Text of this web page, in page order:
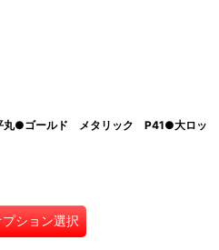
丸●ゴールド メタリック P41●大ロッ
プション選択